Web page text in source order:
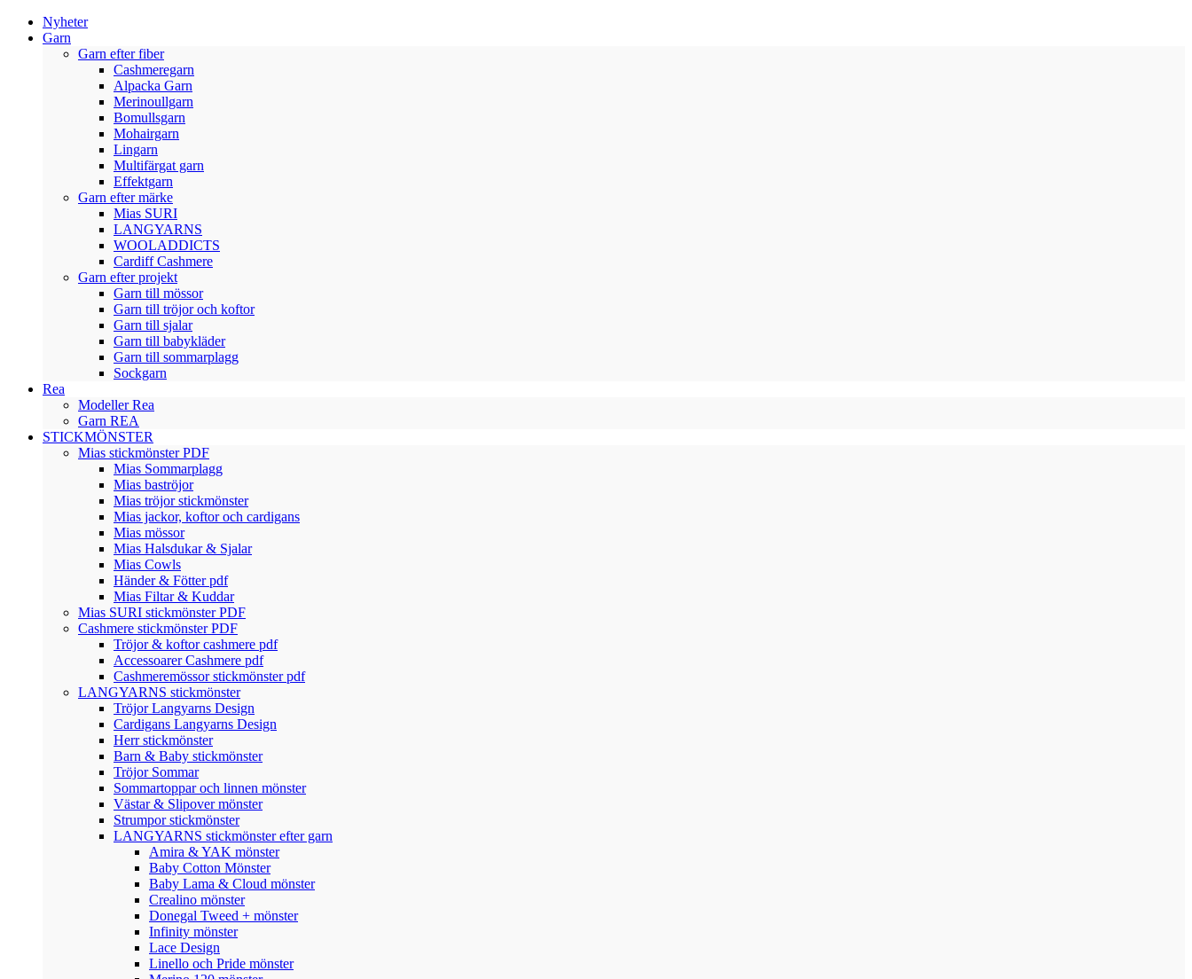
Nyheter
Garn
Garn efter fiber
Cashmeregarn
Alpacka Garn
Merinoullgarn
Bomullsgarn
Mohairgarn
Lingarn
Multifärgat garn
Effektgarn
Garn efter märke
Mias SURI
LANGYARNS
WOOLADDICTS
Cardiff Cashmere
Garn efter projekt
Garn till mössor
Garn till tröjor och koftor
Garn till sjalar
Garn till babykläder
Garn till sommarplagg
Sockgarn
Rea
Modeller Rea
Garn REA
STICKMÖNSTER
Mias stickmönster PDF
Mias Sommarplagg
Mias baströjor
Mias tröjor stickmönster
Mias jackor, koftor och cardigans
Mias mössor
Mias Halsdukar & Sjalar
Mias Cowls
Händer & Fötter pdf
Mias Filtar & Kuddar
Mias SURI stickmönster PDF
Cashmere stickmönster PDF
Tröjor & koftor cashmere pdf
Accessoarer Cashmere pdf
Cashmeremössor stickmönster pdf
LANGYARNS stickmönster
Tröjor Langyarns Design
Cardigans Langyarns Design
Herr stickmönster
Barn & Baby stickmönster
Tröjor Sommar
Sommartoppar och linnen mönster
Västar & Slipover mönster
Strumpor stickmönster
LANGYARNS stickmönster efter garn
Amira & YAK mönster
Baby Cotton Mönster
Baby Lama & Cloud mönster
Crealino mönster
Donegal Tweed + mönster
Infinity mönster
Lace Design
Linello och Pride mönster